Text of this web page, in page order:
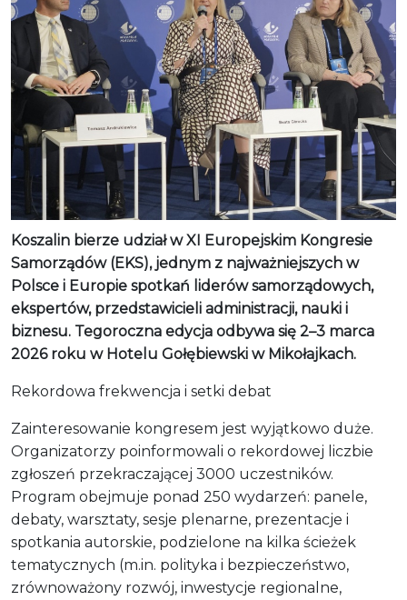
Koszalin bierze udział w XI Europejskim Kongresie
Samorządów (EKS), jednym z najważniejszych w
Polsce i Europie spotkań liderów samorządowych,
ekspertów, przedstawicieli administracji, nauki i
biznesu. Tegoroczna edycja odbywa się 2–3 marca
2026 roku w Hotelu Gołębiewski w Mikołajkach.
Rekordowa frekwencja i setki debat
Zainteresowanie kongresem jest wyjątkowo duże.
Organizatorzy poinformowali o rekordowej liczbie
zgłoszeń przekraczającej 3000 uczestników.
Program obejmuje ponad 250 wydarzeń: panele,
debaty, warsztaty, sesje plenarne, prezentacje i
spotkania autorskie, podzielone na kilka ścieżek
tematycznych (m.in. polityka i bezpieczeństwo,
zrównoważony rozwój, inwestycje regionalne,